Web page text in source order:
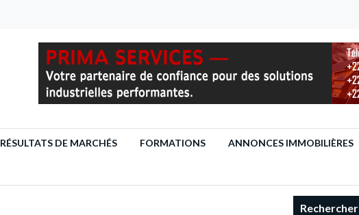
RÉSULTATS DE MARCHÉS FORMATIONS ANNONCES IMMOBILIÈRES
Rechercher